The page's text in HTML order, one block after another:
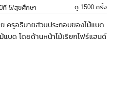
ที่ 5/สุขศึกษา ดู 1500 ครั้ง
ครูอธิบายส่วนประกอบของไม้แบด
แบด โดยด้านหน้าไม้เรียกโฟร์แฮนด์